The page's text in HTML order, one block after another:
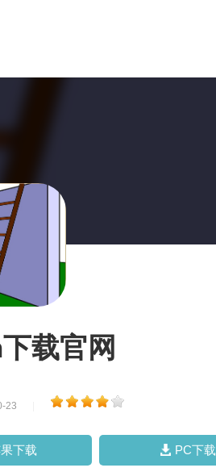
载官网
23
下载 PC下载